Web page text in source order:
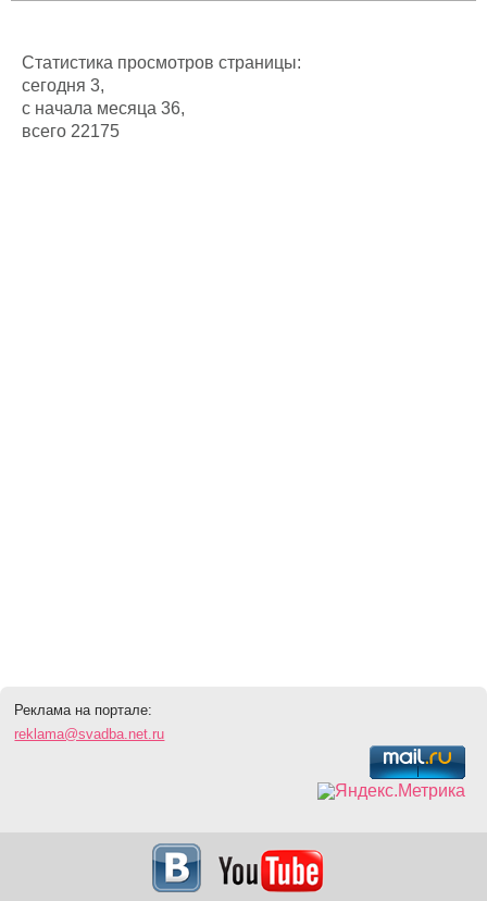
Статистика просмотров страницы:
сегодня 3,
с начала месяца 36,
всего 22175
Реклама на портале:
reklama@svadba.net.ru